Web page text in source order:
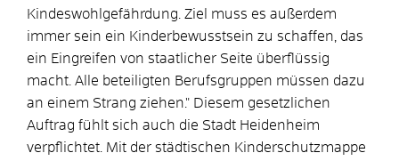
Kindeswohlgefährdung. Ziel muss es außerdem
immer sein ein Kinderbewusstsein zu schaffen, das
ein Eingreifen von staatlicher Seite überflüssig
macht. Alle beteiligten Berufsgruppen müssen dazu
an einem Strang ziehen." Diesem gesetzlichen
Auftrag fühlt sich auch die Stadt Heidenheim
verpflichtet. Mit der städtischen Kinderschutzmappe